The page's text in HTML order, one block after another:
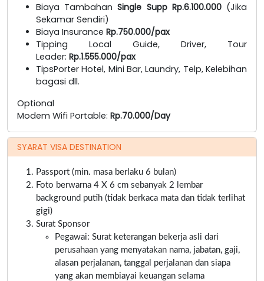
Biaya TambahanSingle Supp Rp.6.100.000 (Jika
Sekamar Sendiri)
Biaya Insurance Rp.750.000/pax
Tipping Local Guide, Driver, Tour
Leader: Rp.1.555.000/pax
TipsPorter Hotel, Mini Bar, Laundry, Telp, Kelebihan
bagasi dll.
Optional
Modem Wifi Portable: Rp.70.000/Day
SYARAT VISA DESTINATION
Passport (min. masa berlaku 6 bulan)
Foto berwarna 4 X 6 cm sebanyak 2 lembar
background putih (tidak berkaca mata dan tidak terlihat
gigi)
Surat Sponsor
Pegawai: Surat keterangan bekerja asli dari
perusahaan yang menyatakan nama, jabatan, gaji,
alasan perjalanan, tanggal perjalanan dan siapa
yang akan membiayai keuangan selama